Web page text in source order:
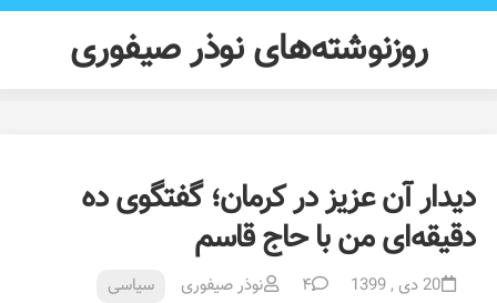
Skip
روزنوشته‌های نوذر صیفوری
دیدار آن عزیز در کرمان؛ گفتگوی ده
دقیقه‌ای من با حاج قاسم
20 دی , 1399 ۴ نوذر صیفوری سیاسی